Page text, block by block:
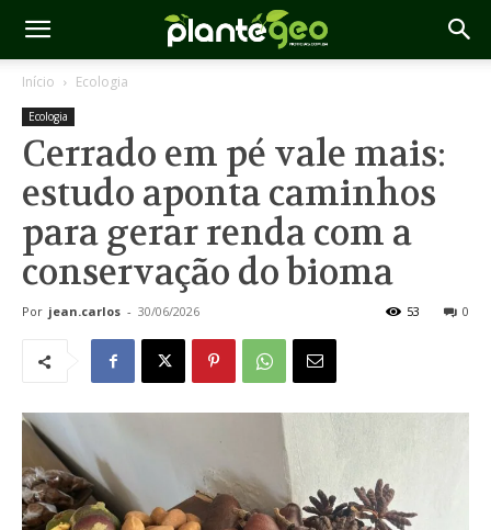
Início Ecologia
Ecologia
Cerrado em pé vale mais:
estudo aponta caminhos
para gerar renda com a
conservação do bioma
Por jean.carlos - 30/06/2026 0
53